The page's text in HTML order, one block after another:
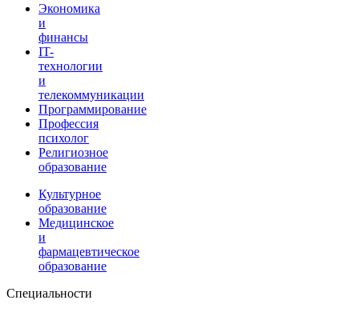
Экономика
и
финансы
IT-
технологии
и
телекоммуникации
Программирование
Профессия
психолог
Религиозное
образование
Культурное
образование
Медицинское
и
фармацевтическое
образование
Специальности